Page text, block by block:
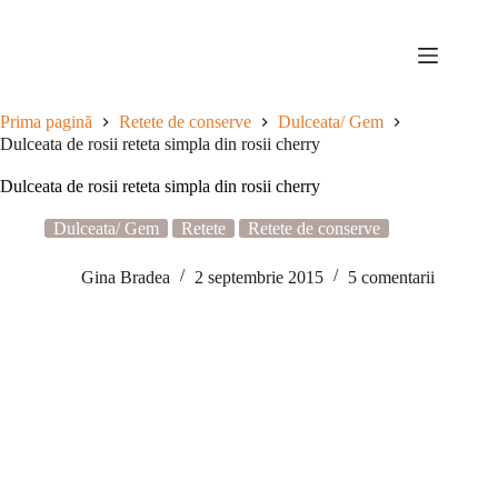
Prima pagină Retete de conserve
Dulceata/ Gem
Dulceata de rosii reteta simpla din rosii cherry
Dulceata de rosii reteta simpla din rosii cherry
Dulceata/ Gem Retete Retete de conserve
Gina Bradea 2 septembrie 2015 5 comentarii